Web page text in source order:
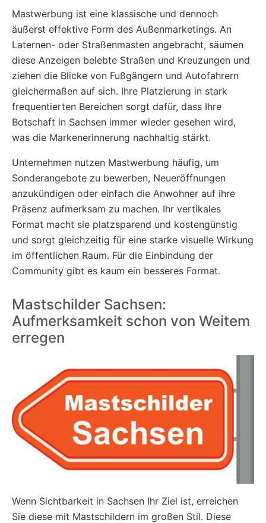
Mastwerbung ist eine klassische und dennoch
äußerst effektive Form des Außenmarketings. An
Laternen- oder Straßenmasten angebracht, säumen
diese Anzeigen belebte Straßen und Kreuzungen und
ziehen die Blicke von Fußgängern und Autofahrern
gleichermaßen auf sich. Ihre Platzierung in stark
frequentierten Bereichen sorgt dafür, dass Ihre
Botschaft in Sachsen immer wieder gesehen wird,
was die Markenerinnerung nachhaltig stärkt.
Unternehmen nutzen Mastwerbung häufig, um
Sonderangebote zu bewerben, Neueröffnungen
anzukündigen oder einfach die Anwohner auf ihre
Präsenz aufmerksam zu machen. Ihr vertikales
Format macht sie platzsparend und kostengünstig
und sorgt gleichzeitig für eine starke visuelle Wirkung
im öffentlichen Raum. Für die Einbindung der
Community gibt es kaum ein besseres Format.
Mastschilder Sachsen:
Aufmerksamkeit schon von Weitem
erregen
Wenn Sichtbarkeit in Sachsen Ihr Ziel ist, erreichen
Sie diese mit Mastschildern im großen Stil. Diese